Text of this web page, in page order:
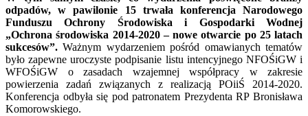
odpadów, w pawilonie 15 trwała konferencja Narodowego
Funduszu Ochrony Środowiska i Gospodarki Wodnej
„Ochrona środowiska 2014-2020 – nowe otwarcie po 25 latach
sukcesów”. Ważnym wydarzeniem pośród omawianych tematów
było zapewne uroczyste podpisanie listu intencyjnego NFOŚiGW i
WFOŚiGW o zasadach wzajemnej współpracy w zakresie
powierzenia zadań związanych z realizacją POiiŚ 2014-2020.
Konferencja odbyła się pod patronatem Prezydenta RP Bronisława
Komorowskiego.